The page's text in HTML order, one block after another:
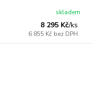
8 295 Kč/ks
6 855 Kč bez DPH
skladem